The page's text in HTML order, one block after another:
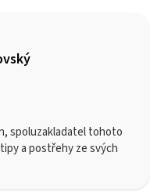
spoluzakladatel tohoto
a postřehy ze svých